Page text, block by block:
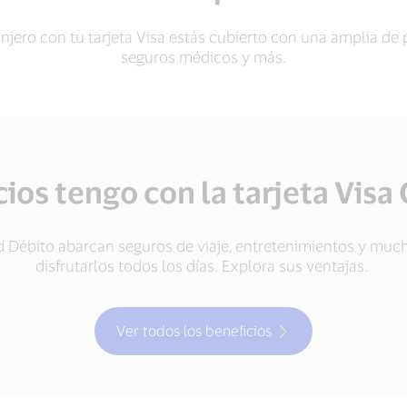
con tu tarjeta Visa estás cubierto con una amplia de
seguros médicos y más.
tengo con la tarjeta Visa
Débito abarcan seguros de viaje, entretenimientos y
disfrutarlos todos los días. Explora sus ventajas.
Ver todos los beneficios